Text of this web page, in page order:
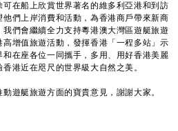
在船上欣賞世界著名的維多利亞港和到訪
們上岸消費和活動，為香港商戶帶來新商
們會繼續全力支持粵港澳大灣區遊艇旅遊
增值旅遊活動，發揮香港「一程多站」示
在座各位一同攜手，多用、用好香港美麗
港近在咫尺的世界級大自然之美。
艇旅遊方面的寶貴意見，謝謝大家。